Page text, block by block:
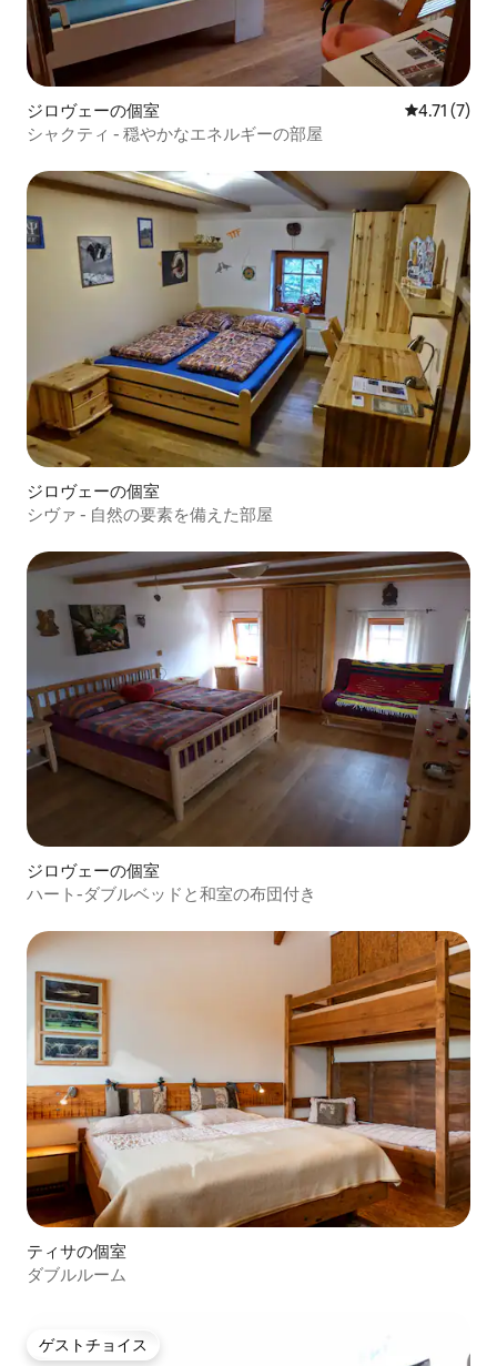
ジロヴェーの個室 レビュー7
4.71 (7)
シャクティ - 穏やかなエネルギーの部屋
ジロヴェーの個室
シヴァ - 自然の要素を備えた部屋
ジロヴェーの個室
ハート-ダブルベッドと和室の布団付き
ティサの個室
ダブルルーム
ゲストチョイス
ゲストチョイス